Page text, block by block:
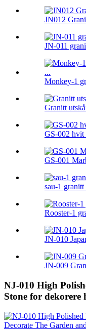
JN012
JN-011
Monkey-1
Granitt
GS-002 hvit
GS-001
sau-1 granitt
Rooster-1
JN-010
JN-009
NJ-010 High
Stone for dekorere